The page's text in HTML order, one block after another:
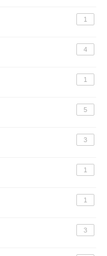
1
4
1
5
3
1
1
3